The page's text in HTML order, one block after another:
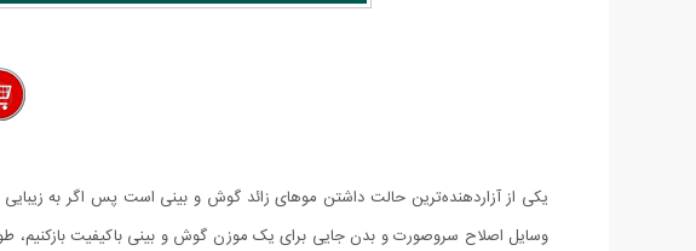
یکی از آزاردهنده‌ترین حالت داشتن موهای زائد گوش و بینی است پس اگر به
وسایل اصلاح سروصورت و بدن جایی برای یک موزن گوش و بینی باکیفیت بازکنیم،